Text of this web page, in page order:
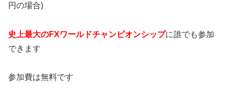
円の場合)
史上最大のFXワールドチャンピオンシップに誰でも参加
できます
参加費は無料です